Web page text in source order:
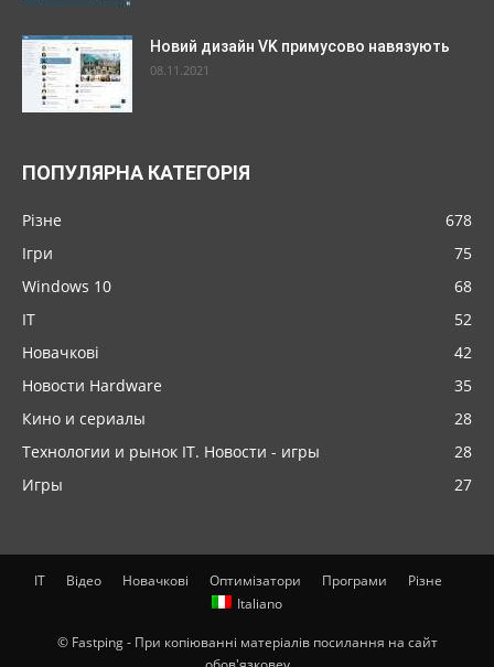
Новий дизайн VK примусово навязують
08.11.2021
ПОПУЛЯРНА КАТЕГОРІЯ
Різне
678
Ігри
75
Windows 10
68
IT
52
Новачкові
42
Новости Hardware
35
Кино и сериалы
28
Технологии и рынок IT. Новости - игры
28
Игры
27
IT Відео Новачкові Оптимізатори Програми
Різне
Italiano
© Fastping - При копіюванні матеріалів посилання на сайт